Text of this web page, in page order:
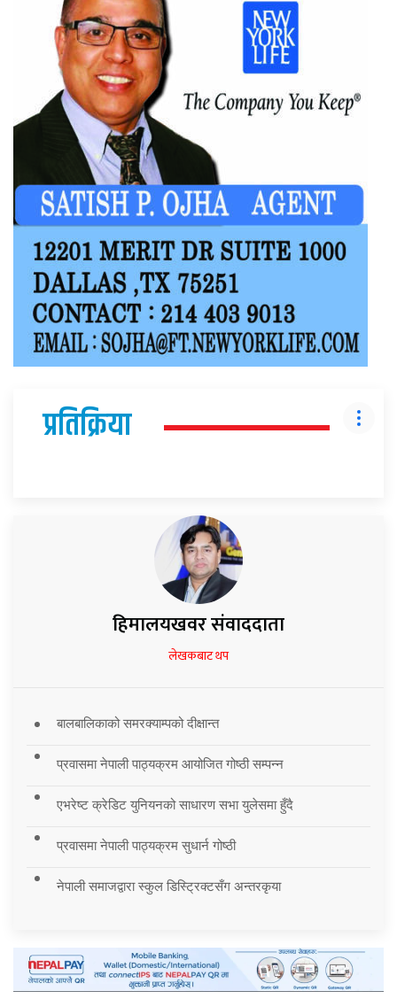
प्रतिक्रिया
हिमालयखवर संवाददाता
लेखकबाट थप
बालबालिकाको समरक्याम्पको दीक्षान्त
प्रवासमा नेपाली पाठ्यक्रम आयोजित गोष्ठी सम्पन्न
एभरेष्ट क्रेडिट युनियनको साधारण सभा युलेसमा हुँदै
प्रवासमा नेपाली पाठ्यक्रम सुधार्न गोष्ठी
नेपाली समाजद्वारा स्कुल डिस्ट्रिक्टसँग अन्तरकृया